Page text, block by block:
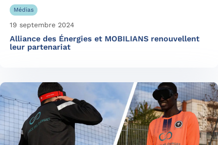
Médias
19 septembre 2024
Alliance des Énergies et MOBILIANS renouvellent
leur partenariat